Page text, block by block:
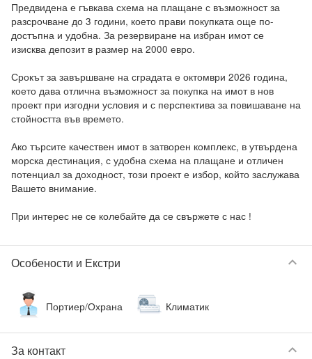
Предвидена е гъвкава схема на плащане с възможност за
разсрочване до 3 години, което прави покупката още по-
достъпна и удобна. За резервиране на избран имот се
изисква депозит в размер на 2000 евро.
Срокът за завършване на сградата е октомври 2026 година,
което дава отлична възможност за покупка на имот в нов
проект при изгодни условия и с перспектива за повишаване на
стойността във времето.
Ако търсите качествен имот в затворен комплекс, в утвърдена
морска дестинация, с удобна схема на плащане и отличен
потенциал за доходност, този проект е избор, който заслужава
Вашето внимание.
При интерес не се колебайте да се свържете с нас !
Особености и Екстри keyboard_arrow_down
Портиер/Охрана Климатик
За контакт keyboard_arrow_down